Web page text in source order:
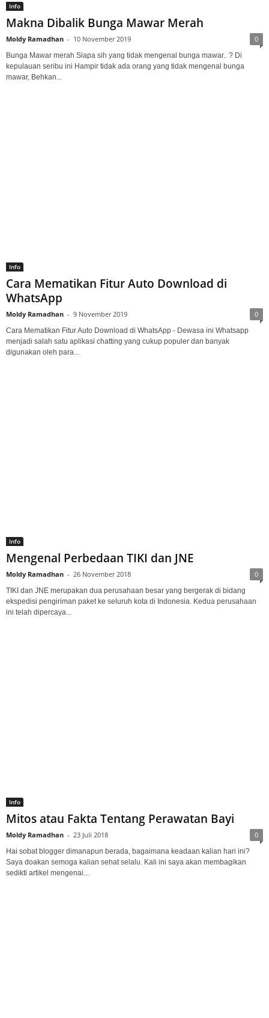
Info
Makna Dibalik Bunga Mawar Merah
Moldy Ramadhan - 10 November 2019 0
Bunga Mawar merah Siapa sih yang tidak mengenal bunga mawar.. ? Di
kepulauan seribu ini Hampir tidak ada orang yang tidak mengenal bunga
mawar, Behkan...
Info
Cara Mematikan Fitur Auto Download di
WhatsApp
Moldy Ramadhan - 9 November 2019 0
Cara Mematikan Fitur Auto Download di WhatsApp - Dewasa ini Whatsapp
menjadi salah satu aplikasi chatting yang cukup populer dan banyak
digunakan oleh para...
Info
Mengenal Perbedaan TIKI dan JNE
Moldy Ramadhan - 26 November 2018 0
TIKI dan JNE merupakan dua perusahaan besar yang bergerak di bidang
ekspedisi pengiriman paket ke seluruh kota di Indonesia. Kedua perusahaan
ini telah dipercaya...
Info
Mitos atau Fakta Tentang Perawatan Bayi
Moldy Ramadhan - 23 Juli 2018 0
Hai sobat blogger dimanapun berada, bagaimana keadaan kalian hari ini?
Saya doakan semoga kalian sehat selalu. Kali ini saya akan membagikan
sedikti artikel mengenai...